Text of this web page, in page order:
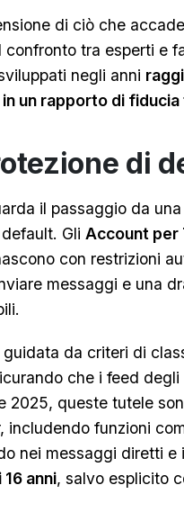
di ciò che
tra esperti e
negli anni
un rapporto di
di
il passaggio da
Gli Account per
con restrizioni
messaggi e una
da criteri di
che i feed
2025, queste tutele
includendo funzioni
nei messaggi diretti e
anni, salvo esplicito